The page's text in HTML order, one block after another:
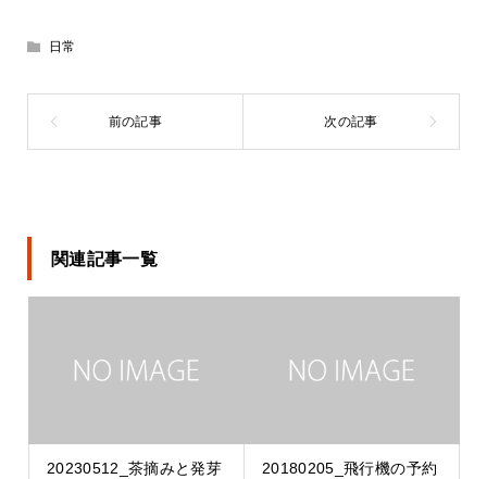
日常
関連記事一覧
20230512_茶摘みと発芽
20180205_飛行機の予約